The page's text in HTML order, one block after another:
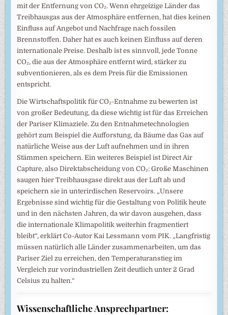
mit der Entfernung von CO₂. Wenn ehrgeizige Länder das
Treibhausgas aus der Atmosphäre entfernen, hat dies keinen
Einfluss auf Angebot und Nachfrage nach fossilen
Brennstoffen. Daher hat es auch keinen Einfluss auf deren
internationale Preise. Deshalb ist es sinnvoll, jede Tonne
CO₂, die aus der Atmosphäre entfernt wird, stärker zu
subventionieren, als es dem Preis für die Emissionen
entspricht.
Die Wirtschaftspolitik für CO₂-Entnahme zu bewerten ist
von großer Bedeutung, da diese wichtig ist für das Erreichen
der Pariser Klimaziele. Zu den Entnahmetechnologien
gehört zum Beispiel die Aufforstung, da Bäume das Gas auf
natürliche Weise aus der Luft aufnehmen und in ihren
Stämmen speichern. Ein weiteres Beispiel ist Direct Air
Capture, also Direktabscheidung von CO₂: Große Maschinen
saugen hier Treibhausgase direkt aus der Luft ab und
speichern sie in unterirdischen Reservoirs. „Unsere
Ergebnisse sind wichtig für die Gestaltung von Politik heute
und in den nächsten Jahren, da wir davon ausgehen, dass
die internationale Klimapolitik weiterhin fragmentiert
bleibt“, erklärt Co-Autor Kai Lessmann vom PIK. „Langfristig
müssen natürlich alle Länder zusammenarbeiten, um das
Pariser Ziel zu erreichen, den Temperaturanstieg im
Vergleich zur vorindustriellen Zeit deutlich unter 2 Grad
Celsius zu halten.“
Wissenschaftliche Ansprechpartner: